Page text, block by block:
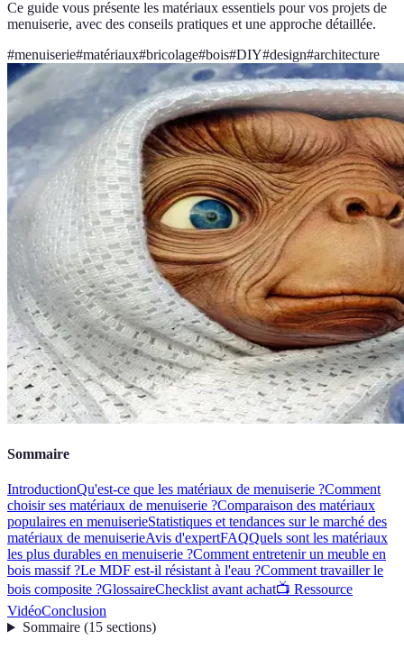
Ce guide vous présente les matériaux essentiels pour vos projets de
menuiserie, avec des conseils pratiques et une approche détaillée.
#menuiserie#matériaux#bricolage#bois#DIY#design#architecture
Sommaire
IntroductionQu'est-ce que les matériaux de menuiserie ?Comment
choisir ses matériaux de menuiserie ?Comparaison des matériaux
populaires en menuiserieStatistiques et tendances sur le marché des
matériaux de menuiserieAvis d'expertFAQQuels sont les matériaux
les plus durables en menuiserie ?Comment entretenir un meuble en
bois massif ?Le MDF est-il résistant à l'eau ?Comment travailler le
bois composite ?GlossaireChecklist avant achat📺 Ressource
VidéoConclusion
Sommaire(15 sections)